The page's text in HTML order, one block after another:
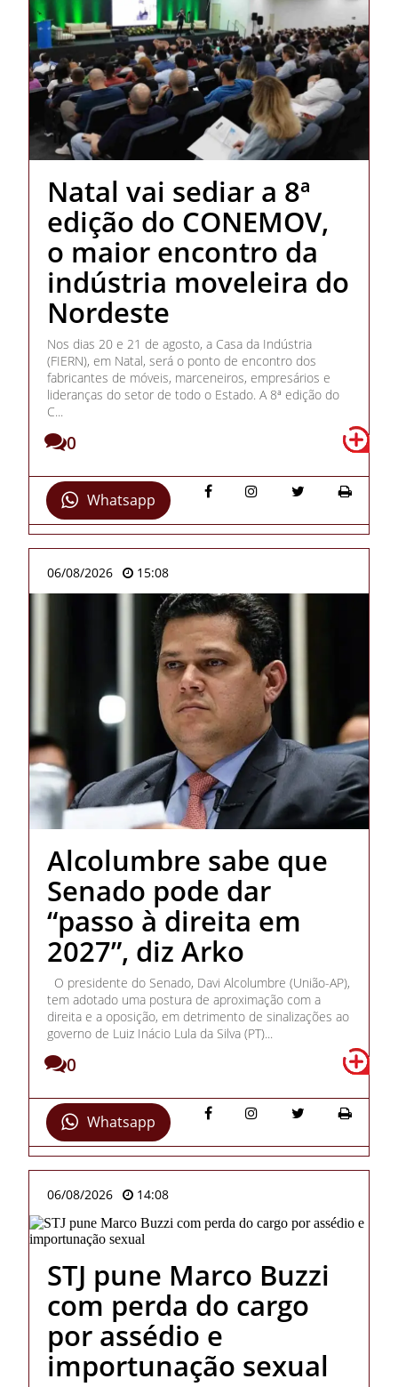
Natal vai sediar a 8ª
edição do CONEMOV,
o maior encontro da
indústria moveleira do
Nordeste
Nos dias 20 e 21 de agosto, a Casa da Indústria
(FIERN), em Natal, será o ponto de encontro dos
fabricantes de móveis, marceneiros, empresários e
lideranças do setor de todo o Estado. A 8ª edição do
C...
0
Whatsapp
06/08/2026 15:08
Alcolumbre sabe que
Senado pode dar
“passo à direita em
2027”, diz Arko
O presidente do Senado, Davi Alcolumbre (União-AP),
tem adotado uma postura de aproximação com a
direita e a oposição, em detrimento de sinalizações ao
governo de Luiz Inácio Lula da Silva (PT)...
0
Whatsapp
06/08/2026 14:08
STJ pune Marco Buzzi
com perda do cargo
por assédio e
importunação sexual